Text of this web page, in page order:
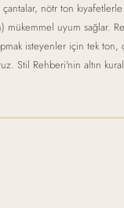
nötr ton
mükemmel uyum sağlar.
isteyenler için tek ton,
Stil Rehberi'nin altın